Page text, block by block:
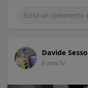
Davide Sesso
8 anni fa